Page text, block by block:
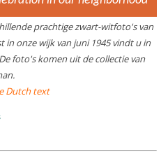
van de herdenking
of the Jewish